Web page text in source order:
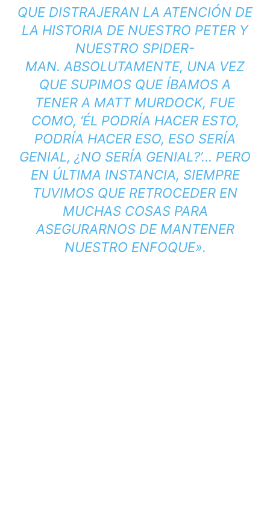
QUE DISTRAJERAN LA ATENCIÓN DE
LA HISTORIA DE NUESTRO PETER Y
NUESTRO SPIDER-
MAN. ABSOLUTAMENTE, UNA VEZ
QUE SUPIMOS QUE ÍBAMOS A
TENER A MATT MURDOCK, FUE
COMO, ‘ÉL PODRÍA HACER ESTO,
PODRÍA HACER ESO, ESO SERÍA
GENIAL, ¿NO SERÍA GENIAL?’… PERO
EN ÚLTIMA INSTANCIA, SIEMPRE
TUVIMOS QUE RETROCEDER EN
MUCHAS COSAS PARA
ASEGURARNOS DE MANTENER
NUESTRO ENFOQUE».